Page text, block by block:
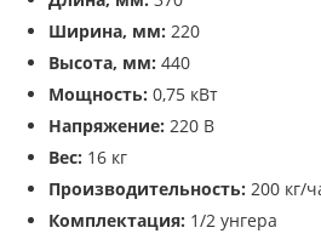
Ширина, мм: 220
Высота, мм: 440
Мощность: 0,75 кВт
Напряжение: 220 В
Вес: 16 кг
Производительность: 200 кг/
Комплектация: 1/2 унгера